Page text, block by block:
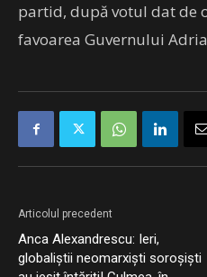
partid, după votul dat de
favoarea Guvernului
Articolul precedent
Anca Alexandrescu: Ieri,
globaliștii neomarxiști soroșiști